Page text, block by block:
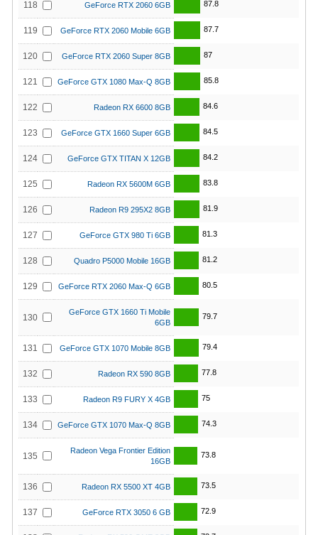
118 GeForce RTX 2060 6GB 87.8
119 GeForce RTX 2060 Mobile 6GB 87.7
120 GeForce RTX 2060 Super 8GB 87
121 GeForce GTX 1080 Max-Q 8GB 85.8
122 Radeon RX 6600 8GB 84.6
123 GeForce GTX 1660 Super 6GB 84.5
124 GeForce GTX TITAN X 12GB 84.2
125 Radeon RX 5600M 6GB 83.8
126 Radeon R9 295X2 8GB 81.9
127 GeForce GTX 980 Ti 6GB 81.3
128 Quadro P5000 Mobile 16GB 81.2
129 GeForce RTX 2060 Max-Q 6GB 80.5
130
GeForce GTX 1660 Ti Mobile
6GB
79.7
131 GeForce GTX 1070 Mobile 8GB 79.4
132 Radeon RX 590 8GB 77.8
133 Radeon R9 FURY X 4GB 75
134 GeForce GTX 1070 Max-Q 8GB 74.3
135
Radeon Vega Frontier Edition
16GB
73.8
136 Radeon RX 5500 XT 4GB 73.5
137 GeForce RTX 3050 6 GB 72.9